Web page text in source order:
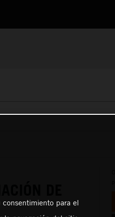
para el